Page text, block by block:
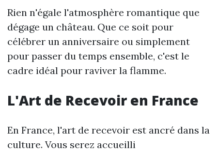
Rien n'égale l'atmosphère romantique que
dégage un château. Que ce soit pour
célébrer un anniversaire ou simplement
pour passer du temps ensemble, c'est le
cadre idéal pour raviver la flamme.
L'Art de Recevoir en France
En France, l'art de recevoir est ancré dans la
culture. Vous serez accueilli